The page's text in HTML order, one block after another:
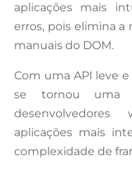
aplicações mais
erros, pois elimina a
manuais do DOM.
Com uma API leve
se tornou uma
aplicações mais
complexidade de